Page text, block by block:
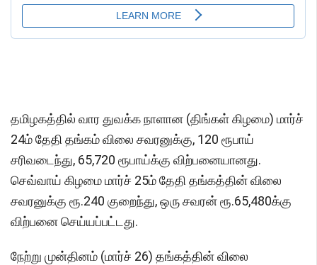
தமிழகத்தில் வார துவக்க நாளான (திங்கள் கிழமை) மார்ச்
24ம் தேதி தங்கம் விலை சவரனுக்கு, 120 ரூபாய்
சரிவடைந்து, 65,720 ரூபாய்க்கு விற்பனையானது.
செவ்வாய் கிழமை மார்ச் 25ம் தேதி தங்கத்தின் விலை
சவரனுக்கு ரூ.240 குறைந்து, ஒரு சவரன் ரூ.65,480க்கு
விற்பனை செய்யப்பட்டது.
நேற்று முன்தினம் (மார்ச் 26) தங்கத்தின் விலை